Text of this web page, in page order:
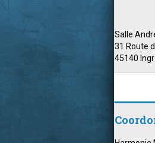
Salle
31 Route
45140